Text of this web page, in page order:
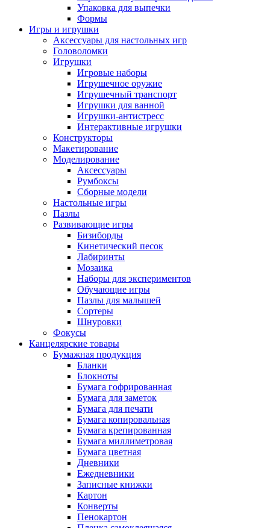
Упаковка для выпечки
Формы
Игры и игрушки
Аксессуары для настольных игр
Головоломки
Игрушки
Игровые наборы
Игрушечное оружие
Игрушечный транспорт
Игрушки для ванной
Игрушки-антистресс
Интерактивные игрушки
Конструкторы
Макетирование
Моделирование
Аксессуары
Румбоксы
Сборные модели
Настольные игры
Пазлы
Развивающие игры
Бизиборды
Кинетический песок
Лабиринты
Мозаика
Наборы для экспериментов
Обучающие игры
Пазлы для малышей
Сортеры
Шнуровки
Фокусы
Канцелярские товары
Бумажная продукция
Бланки
Блокноты
Бумага гофрированная
Бумага для заметок
Бумага для печати
Бумага копировальная
Бумага крепированная
Бумага миллиметровая
Бумага цветная
Дневники
Ежедневники
Записные книжки
Картон
Конверты
Пенокартон